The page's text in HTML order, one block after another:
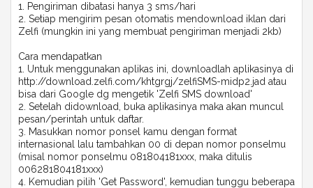
1. Pengiriman dibatasi hanya 3 sms/hari
2. Setiap mengirim pesan otomatis mendownload iklan dari
Zelfi (mungkin ini yang membuat pengiriman menjadi 2kb)
Cara mendapatkan
1. Untuk menggunakan aplikas ini, downloadlah aplikasinya di
http://download.zelfi.com/khtgrgj/zelfiSMS-midp2.jad atau
bisa dari Google dg mengetik 'Zelfi SMS download'
2. Setelah didownload, buka aplikasinya maka akan muncul
pesan/perintah untuk daftar.
3. Masukkan nomor ponsel kamu dengan format
internasional lalu tambahkan 00 di depan nomor ponselmu
(misal nomor ponselmu 081804181xxx, maka ditulis
006281804181xxx)
4. Kemudian pilih 'Get Password', kemudian tunggu beberapa